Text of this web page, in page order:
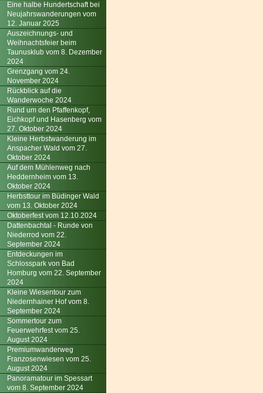
Eine halbe Hundertschaft bei
Neujahrswanderungen vom
12. Januar 2025
Auszeichnungs- und
Weihnachtsfeier beim
Taunusklub vom 8. Dezember
2024
Grenzgang vom 24.
November 2024
Rückblick auf die
Wanderwoche 2024
Rund um den Pfaffenkopf,
Eichkopf und Hasenberg vom
27. Oktober 2024
Kleine Herbstwanderung im
Anspacher Wald vom 27.
Oktober 2024
Auf dem Mühlenweg nach
Heddernheim vom 13.
Oktober 2024
Herbsttour im Büdinger Wald
vom 13. Oktober 2024
Oktoberfest vom 12.10.2024
Dattenbachtal - Runde von
Niederrod vom 22.
September 2024
Entdeckungen im
Schlosspark von Bad
Homburg vom 22. September
2024
Kleine Wiesentour zum
Niedernhainer Hof vom 8.
September 2024
Sommertour zum
Feuerwehrfest vom 25.
August 2024
Premiumwanderweg
Franzosenwiesen vom 25.
August 2024
Panoramatour im Spessart
vom 8. September 2024